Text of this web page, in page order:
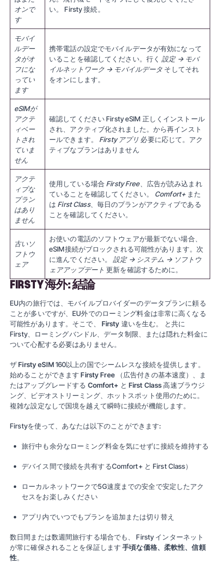
オンで
す
い。Firsty接続。
モバイ
ルデー
タがオ
フにな
ってい
ます
携帯電話の設定でモバイルデータが有効になって
いることを確認してください。行く設定 → モバ
イルネットワーク → モバイルデータ そしてそれ
をオンにします。
eSIMが
アクテ
ィベー
トされ
ていま
せん
確認してくださいFirsty eSIM 正しくインストール
され、アクティブ化されました。から再インスト
ールできます。 Firsty アプリ 必要に応じて。アク
ティブなプランはありません
アクテ
ィブな
プラン
はあり
ません
使用している場合 Firsty Free、広告が読み込まれ
ていることを確認してください。 Comfort+ また
は First Class、毎日のプランがアクティブである
ことを確認してください。
古いソ
フトウ
ェア
お使いの電話のソフトウェアが最新でない場合、
eSIM接続がブロックされる可能性があります。次
に進んでください。設定 → システム → ソフトウ
ェアアップデート 更新を確認するために。
FIRSTY 海外: 結論
EU内の旅行では、モバイルプロバイダーのデータプランに頼る
ことが多いですが、EU外でのローミング料金は非常に高くなる
可能性があります。そこで、 Firsty 違いを生む。 と共に
Firsty、ローミングバンドル、データ制限、または隠れた料金に
ついて心配する必要はありません。
ザFirsty eSIM160以上の国でシームレスな接続を提供します。
始めることができますFirsty Free（広告付きの基本速度）、ま
たはアップグレードする Comfort+ と First Class高速ブラウジ
ング、ビデオストリーミング、ホットスポット使用のために。
複雑な設定なしで国境を越えて瞬時に接続が機能します。
Firstyを使って、あなたは以下のことができます:
旅行中も余分なローミング料金を気にせずに接続を維持する
デバイス間で接続を共有するComfort+ とFirst Class）
ローカルネットワークで5G速度までの安全で安定したアク
セスをお楽しみください
アプリ内でいつでもプランを追加または切り替え
数日間または数週間旅行する場合でも、Firsty インターネット
が常に確保されることを保証します手頃な価格、柔軟性、信頼
性。